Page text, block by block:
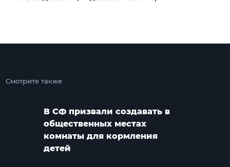
Смотрите также
В СФ призвали создавать в
общественных местах
комнаты для кормления
детей